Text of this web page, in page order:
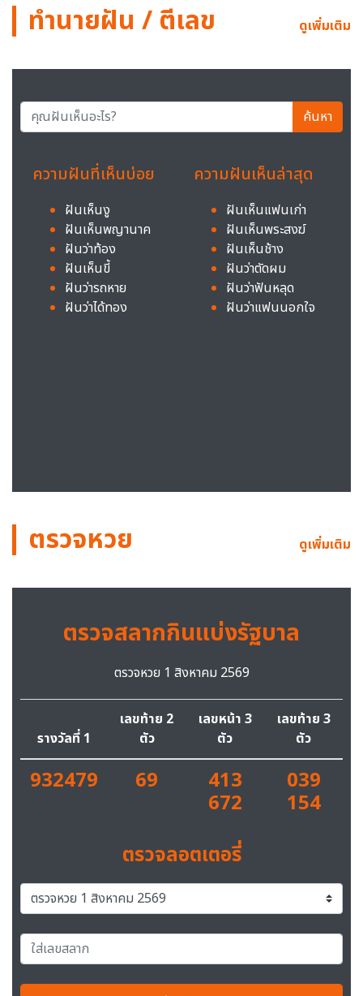
ทำนายฝัน / ตีเลข ดูเพิ่มเติม
ค้นหา
ความฝันที่เห็นบ่อย
ฝันเห็นงู
ฝันเห็นพญานาค
ฝันว่าท้อง
ฝันเห็นขี้
ฝันว่ารถหาย
ฝันว่าได้ทอง
ความฝันเห็นล่าสุด
ฝันเห็นแฟนเก่า
ฝันเห็นพระสงฆ์
ฝันเห็นช้าง
ฝันว่าตัดผม
ฝันว่าฟันหลุด
ฝันว่าแฟนนอกใจ
ตรวจหวย ดูเพิ่มเติม
ตรวจสลากกินแบ่งรัฐบาล
ตรวจหวย 1 สิงหาคม 2569
รางวัลที่ 1
เลขท้าย 2
ตัว
เลขหน้า 3
ตัว
เลขท้าย 3
ตัว
932479 69 413
672
039
154
ตรวจลอตเตอรี่